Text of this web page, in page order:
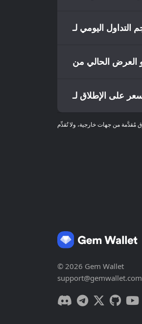
© 2026 Gem Wallet
support@gemwallet.com